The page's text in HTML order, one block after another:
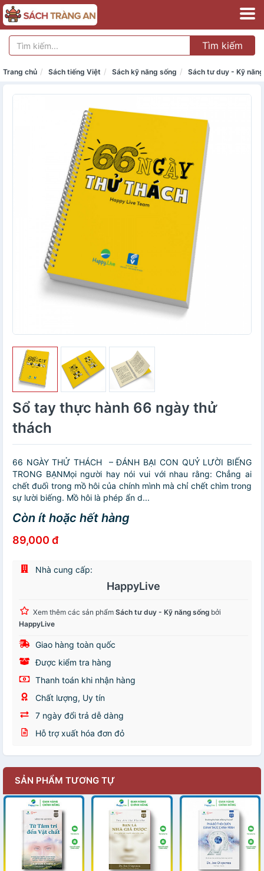
Tìm kiếm
Trang chủ Sách tiếng Việt Sách kỹ năng sống Sách tư duy - Kỹ
Sổ tay thực hành 66 ngày thử
thách
66 NGÀY THỬ THÁCH – ĐÁNH BẠI CON QUỶ LƯỜI BIẾNG
TRONG BẠNMọi người hay nói vui với nhau rằng: Chẳng ai
chết đuối trong mồ hôi của chính mình mà chỉ chết chìm trong
sự lười biếng. Mồ hôi là phép ẩn d...
Còn ít hoặc hết hàng
89,000 đ
Nhà cung cấp:
HappyLive
Xem thêm các sản phẩm Sách tư duy - Kỹ năng sống bởi
HappyLive
Giao hàng toàn quốc
Được kiểm tra hàng
Thanh toán khi nhận hàng
Chất lượng, Uy tín
7 ngày đổi trả dễ dàng
Hỗ trợ xuất hóa đơn đỏ
SẢN PHẨM TƯƠNG TỰ